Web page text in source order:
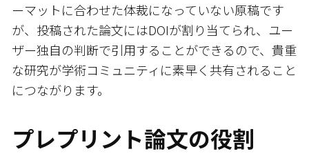
ーマットに合わせた体裁になっていない原稿です
が、投稿された論文にはDOIが割り当てられ、ユー
ザー独自の判断で引用することができるので、貴重
な研究が学術コミュニティに素早く共有されること
につながります。
プレプリント論文の役割